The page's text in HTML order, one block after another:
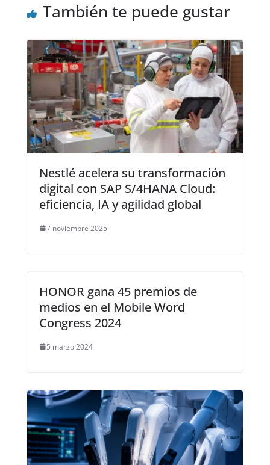
También te puede gustar
Nestlé acelera su transformación
digital con SAP S/4HANA Cloud:
eficiencia, IA y agilidad global
7 noviembre 2025
HONOR gana 45 premios de
medios en el Mobile Word
Congress 2024
5 marzo 2024